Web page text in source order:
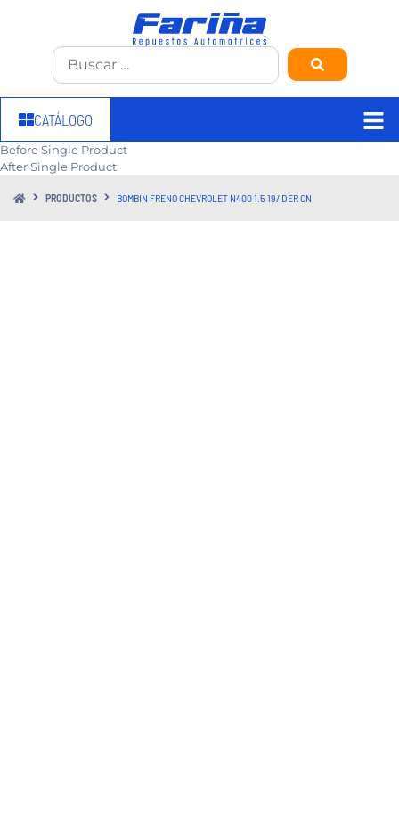
CATÁLOGO
Before Single Product
After Single Product
PRODUCTOS BOMBIN FRENO CHEVROLET N400 1.5 19/ DER CN